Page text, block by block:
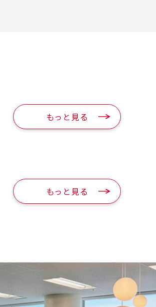
もっと見る
もっと見る